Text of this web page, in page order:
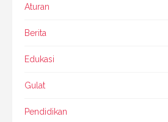
Aturan
Berita
Edukasi
Gulat
Pendidikan